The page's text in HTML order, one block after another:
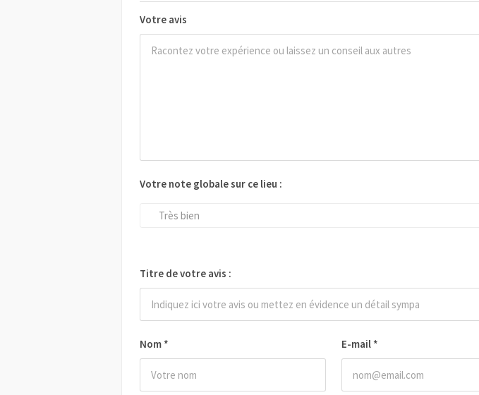
Votre avis
Nom * E-mail *
Votre note globale sur ce lieu :
Très bien
Titre de votre avis :